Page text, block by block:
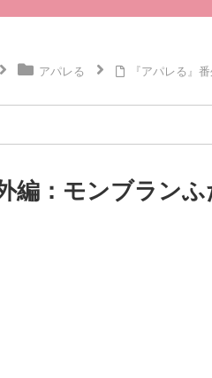
アパレる 『アパレる』
編：モンブランふ